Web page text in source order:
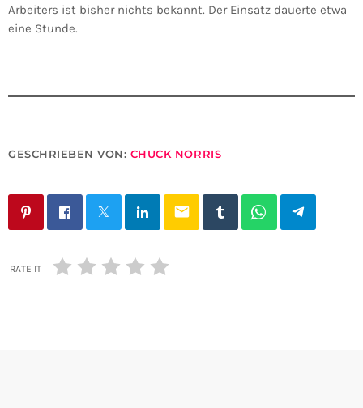
Arbeiters ist bisher nichts bekannt. Der Einsatz dauerte etwa
eine Stunde.
GESCHRIEBEN VON: CHUCK NORRIS
email
RATE IT